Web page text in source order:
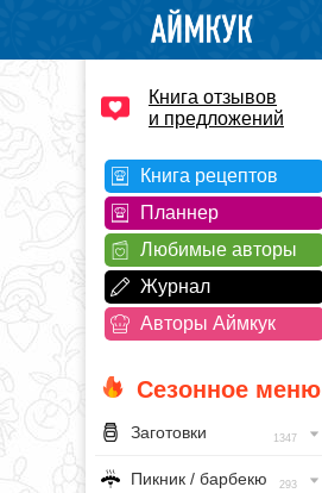
Книга отзывов
и предложений
Книга рецептов
Планнер
Любимые авторы
Журнал
Авторы Аймкук
Сезонное меню
Заготовки 1347
Пикник / барбекю 293